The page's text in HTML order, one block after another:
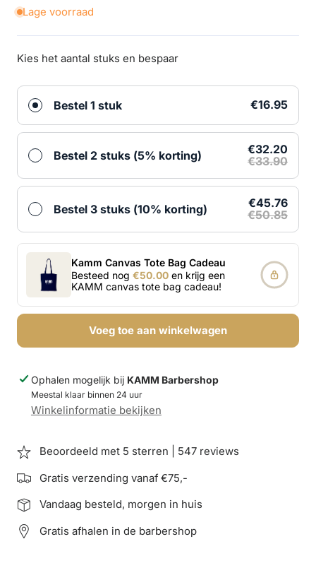
Lage voorraad
Kies het aantal stuks en bespaar
Bestel 1 stuk €16.95
Bestel 2 stuks (5% korting)
€32.20
€33.90
Bestel 3 stuks (10% korting)
€45.76
€50.85
Kamm Canvas Tote Bag Cadeau
Besteed nog €50.00 en krijg een
KAMM canvas tote bag cadeau!
Voeg toe aan winkelwagen
Ophalen mogelijk bij KAMM Barbershop
Meestal klaar binnen 24 uur
Winkelinformatie bekijken
Beoordeeld met 5 sterren | 547 reviews
Gratis verzending vanaf €75,-
Vandaag besteld, morgen in huis
Gratis afhalen in de barbershop